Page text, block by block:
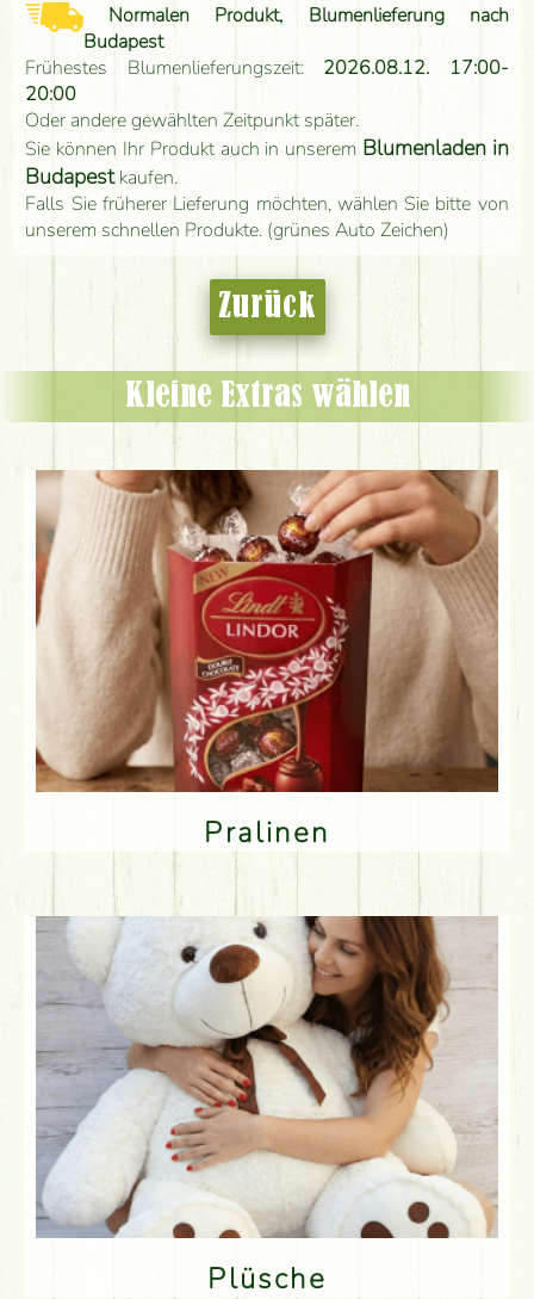
Normalen Produkt, Blumenlieferung nach
Budapest
Frühestes Blumenlieferungszeit: 2026.08.12. 17:00-
20:00
Oder andere gewählten Zeitpunkt später.
Sie können Ihr Produkt auch in unserem Blumenladen in
Budapestkaufen.
Falls Sie früherer Lieferung möchten, wählen Sie bitte von
unserem schnellen Produkte. (grünes Auto Zeichen)
Zurück
Kleine Extras wählen
Pralinen
Plüsche